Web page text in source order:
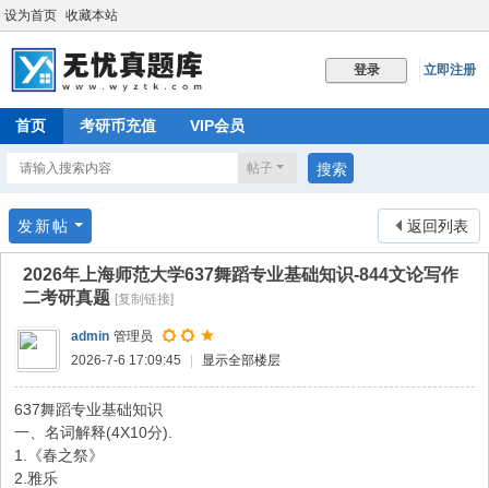
设为首页 收藏本站
登录 立即注册
首页 考研币充值 VIP会员
帖子 搜索
返回列表
发新帖
2026年上海师范大学637舞蹈专业基础知识-844文论写作
二考研真题 [复制链接]
admin 管理员
2026-7-6 17:09:45
显示全部楼层
637舞蹈专业基础知识
一、名词解释(4X10分).
1.《春之祭》
2.雅乐